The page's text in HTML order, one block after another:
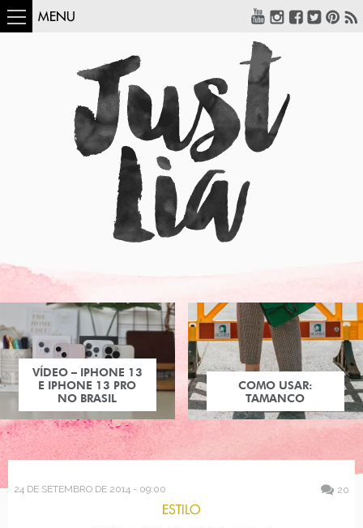
MENU
COMO USAR:
TAMANCO
24 DE SETEMBRO DE 2014 - 09:00 20
ESTILO